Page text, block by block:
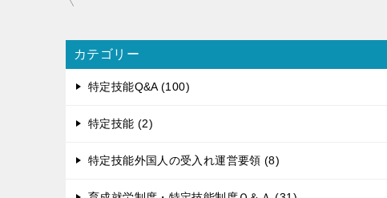
稿
ビ
ゲ
シ
ン
カテゴリー
特定技能Q&A (100)
特定技能 (2)
特定技能外国人の受入れ運営要領 (8)